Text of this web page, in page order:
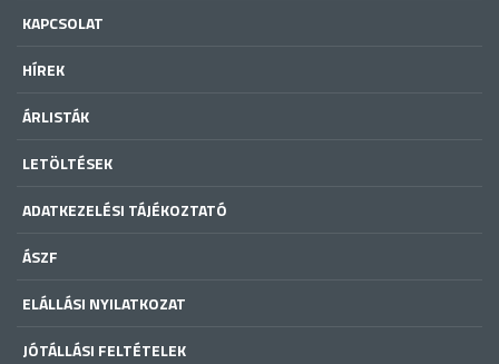
KAPCSOLAT
HÍREK
ÁRLISTÁK
LETÖLTÉSEK
ADATKEZELÉSI TÁJÉKOZTATÓ
ÁSZF
ELÁLLÁSI NYILATKOZAT
JÓTÁLLÁSI FELTÉTELEK